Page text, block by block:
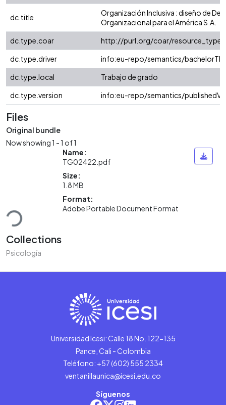
dc.title
Organización Inclusiva : diseño de
Organizacional para el América S.A.
dc.type.coar
http://purl.org/coar/resource_type/
dc.type.driver
info:eu-repo/semantics/
dc.type.local
Trabajo de grado
dc.type.version
info:eu-repo/semantics/
Files
Original bundle
Now showing1 - 1 of 1
Loading...
Name:
TG02422.pdf
Size:
1.8 MB
Format:
Adobe Portable Document Format
Collections
Psicología
Universidad Icesi: Calle 18 No. 122-135
Pance, Cali - Colombia
Teléfono: +57 (602) 555 2334
ventanillaunica@icesi.edu.co
Síguenos